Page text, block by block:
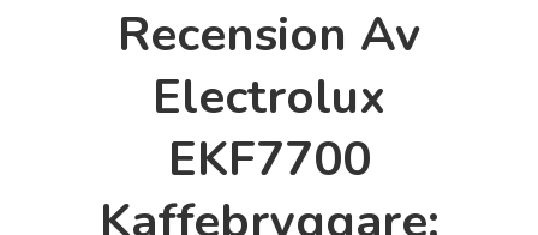
Recension Av
Electrolux
EKF7700
Kaffebryggare: